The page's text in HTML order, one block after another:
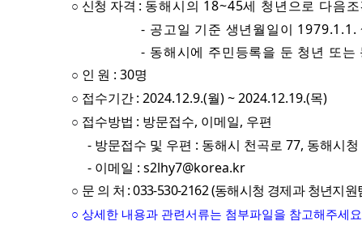
○ 신청 자격 : 동해시의 18~45세 청년으로 다음
- 공고일 기준 생년월일이 1979.1.1.
- 동해시에 주민등록을 둔 청년 또는 동
○ 인 원 : 30명
○ 접수기간:2024.12.9.(월) ~ 2024.12.19.(목)
○ 접수방법 : 방문접수, 이메일, 우편
- 방문접수 및 우편 : 동해시 천곡로 77, 동해시청
- 이메일 : s2lhy7@korea.kr
○ 문 의 처 : 033-530-2162 (동해시청 경제과 청년지원
○ 상세한 내용과 관련서류는 첨부파일을 참고해주세요